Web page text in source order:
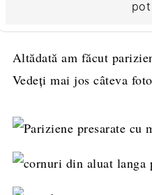
Altădată am făcut
Vedeți mai jos câteva